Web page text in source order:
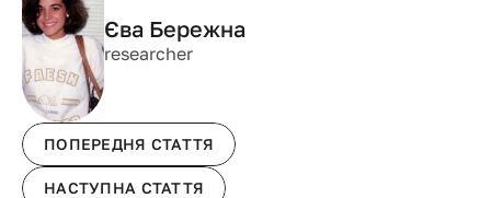
Єва Бережна
researcher
ПОПЕРЕДНЯ СТАТТЯ
НАСТУПНА СТАТТЯ